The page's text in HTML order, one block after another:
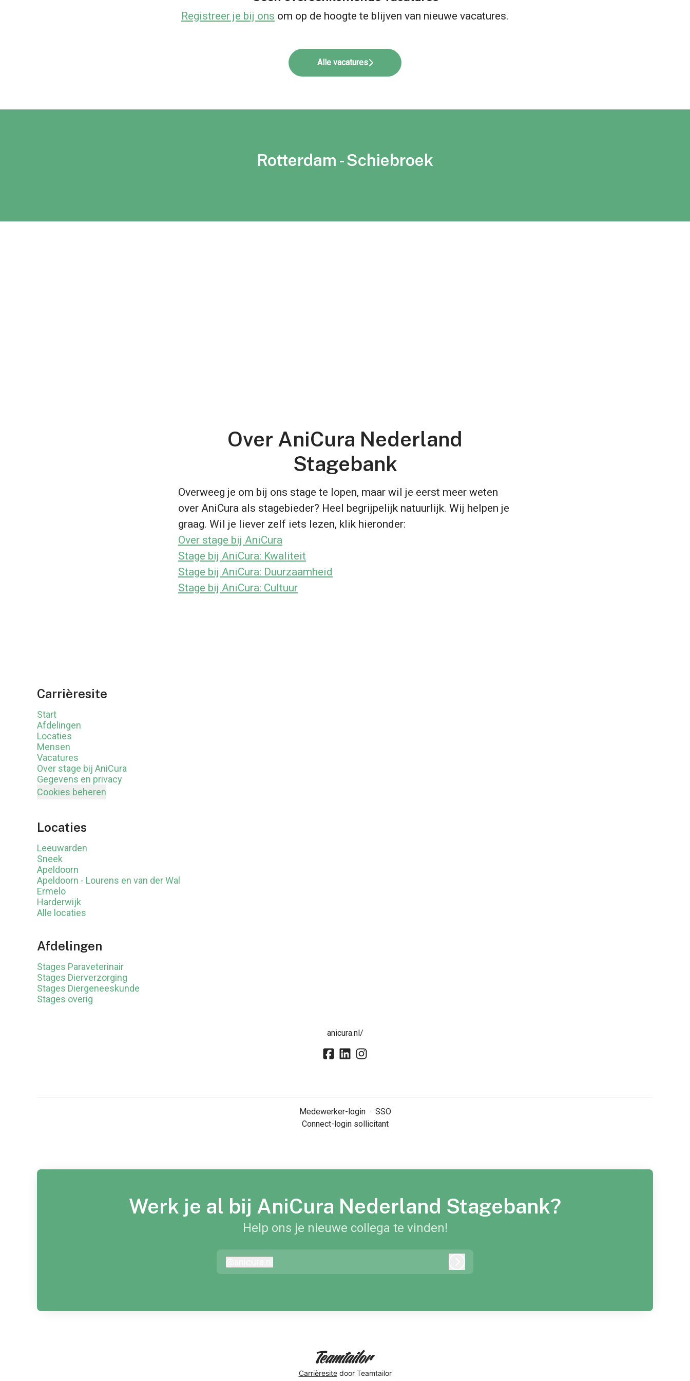
Registreer je bij ons om op de hoogte te blijven van nieuwe vacatures.
Alle vacatures
Rotterdam - Schiebroek
Over AniCura Nederland
Stagebank
Overweeg je om bij ons stage te lopen, maar wil je eerst meer weten
over AniCura als stagebieder? Heel begrijpelijk natuurlijk. Wij helpen je
graag. Wil je liever zelf iets lezen, klik hieronder:
Over stage bij AniCura
Stage bij AniCura: Kwaliteit
Stage bij AniCura: Duurzaamheid
Stage bij AniCura: Cultuur
Carrièresite
Start
Afdelingen
Locaties
Mensen
Vacatures
Over stage bij AniCura
Gegevens en privacy
Cookies beheren
Locaties
Leeuwarden
Sneek
Apeldoorn
Apeldoorn - Lourens en van der Wal
Ermelo
Harderwijk
Alle locaties
Afdelingen
Stages Paraveterinair
Stages Dierverzorging
Stages Diergeneeskunde
Stages overig
anicura.nl/
Medewerker-login · SSO
Connect-login sollicitant
Werk je al bij AniCura Nederland Stagebank?
Help ons je nieuwe collega te vinden!
anicura.nl
Carrièresitedoor Teamtailor